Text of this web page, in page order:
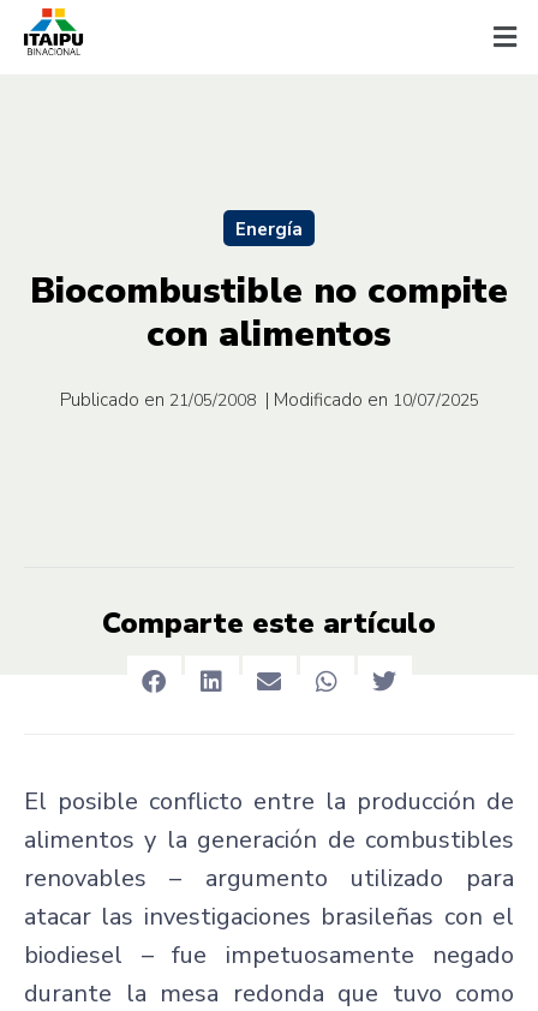
Energía
Biocombustible no compite
con alimentos
Publicado en 21/05/2008 | Modificado en 10/07/2025
Comparte este artículo
El posible conflicto entre la producción de
alimentos y la generación de combustibles
renovables – argumento utilizado para
atacar las investigaciones brasileñas con el
biodiesel – fue impetuosamente negado
durante la mesa redonda que tuvo como